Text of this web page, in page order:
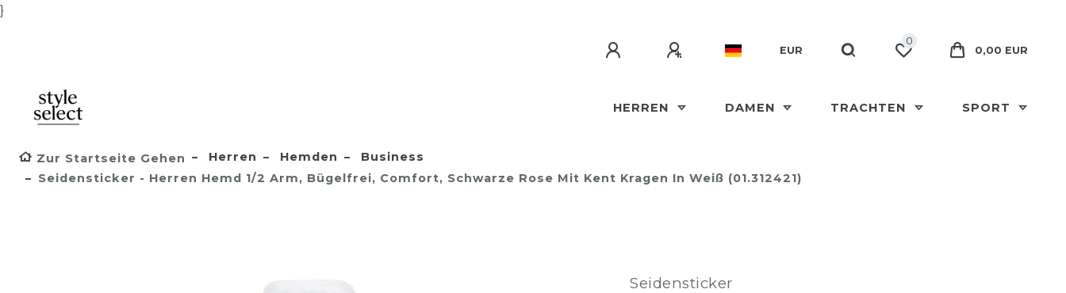
}
EUR
0
0,00 EUR
HERREN DAMEN TRACHTEN SPORT
Zur Startseite Gehen Herren Hemden
Business
Seidensticker - Herren Hemd 1/2 Arm, Bügelfrei, Comfort, Schwarze Rose Mit Kent Kragen In Weiß (01.312421)
Seidensticker